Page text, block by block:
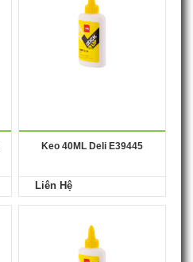
Keo 40ML Deli E39445
Liên Hệ